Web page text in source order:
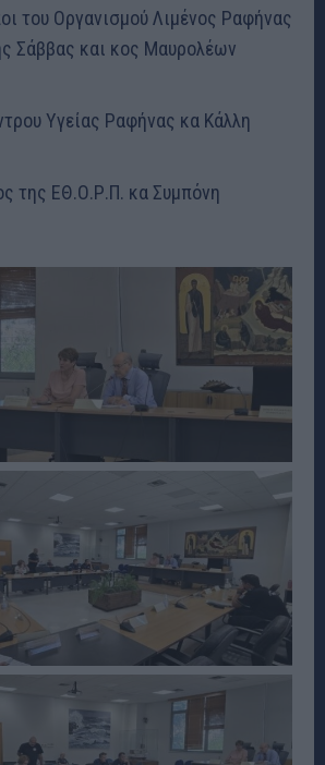
του Οργανισμού Λιμένος Ραφήνας
Σάββας και κος Μαυρολέων
Υγείας Ραφήνας κα Κάλλη
της ΕΘ.Ο.Ρ.Π. κα Συμπόνη